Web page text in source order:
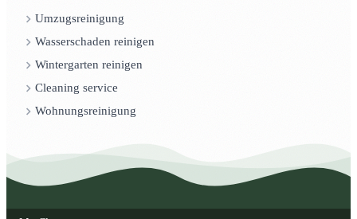
Umzugsreinigung
Wasserschaden reinigen
Wintergarten reinigen
Cleaning service
Wohnungsreinigung